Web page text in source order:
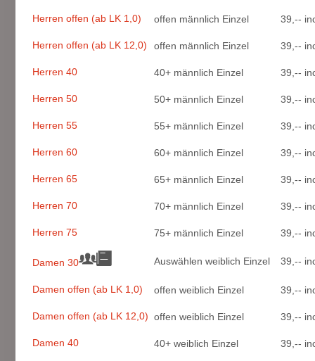
Herren offen (ab LK 1,0) offen männlich Einzel 39,--
Herren offen (ab LK 12,0) offen männlich Einzel 39,--
Herren 40 40+ männlich Einzel 39,--
Herren 50 50+ männlich Einzel 39,--
Herren 55 55+ männlich Einzel 39,--
Herren 60 60+ männlich Einzel 39,--
Herren 65 65+ männlich Einzel 39,--
Herren 70 70+ männlich Einzel 39,--
Herren 75 75+ männlich Einzel 39,--
Damen 30 Auswählen weiblich Einzel 39,--
Damen offen (ab LK 1,0) offen weiblich Einzel 39,--
Damen offen (ab LK 12,0) offen weiblich Einzel 39,--
Damen 40 40+ weiblich Einzel 39,--